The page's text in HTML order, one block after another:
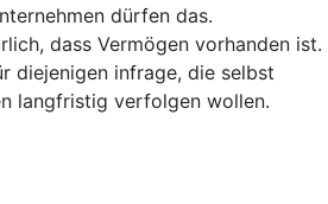
dürfen das.
dass Vermögen vorhanden ist.
diejenigen infrage, die selbst
langfristig verfolgen wollen.